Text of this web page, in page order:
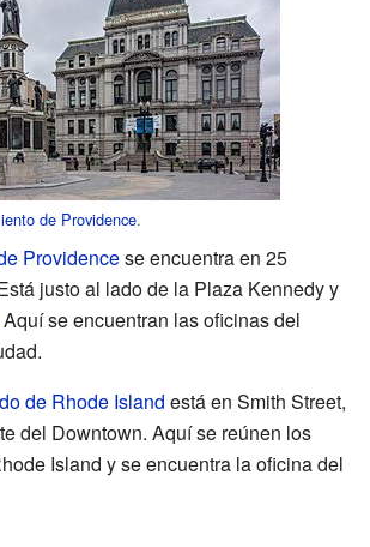
de Providence.
Providencese encuentra en 25
justo al lado de la Plaza Kennedy y
Aquí se encuentran las oficinas del
de Rhode Island está en Smith Street,
del Downtown. Aquí se reúnen los
Island y se encuentra la oficina del